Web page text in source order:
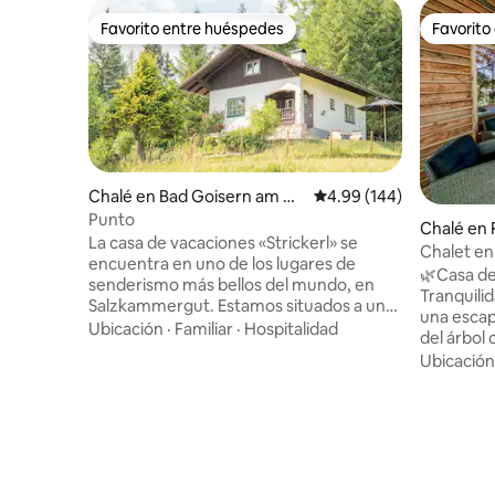
Favorito entre huéspedes
Favorito entre huéspedes
Chalé en Bad Goisern am Ha
llstättersee
Calificación promedio:
4.99 (144)
Punto
La casa de vacaciones «Strickerl» se
encuentra en uno de los lugares de
senderismo más bellos del mundo, en
Salzkammergut. Estamos situados a una
altura de aprox. 880 metros, lo que
Ubicación · Familiar · Hospitalidad
Chalé en
Chalet
🌿Casa
Tranquilidad
una
del árbol
Garneck.
Ubicación